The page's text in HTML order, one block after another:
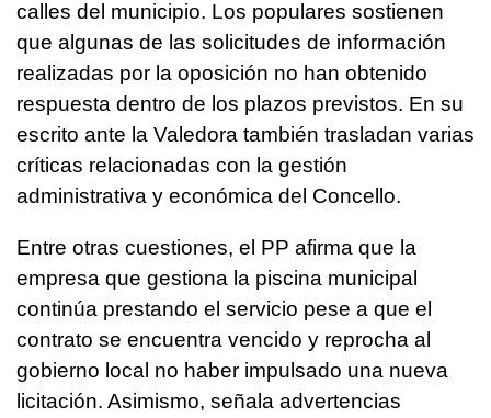
calles del municipio. Los populares sostienen
que algunas de las solicitudes de información
realizadas por la oposición no han obtenido
respuesta dentro de los plazos previstos. En su
escrito ante la Valedora también trasladan varias
críticas relacionadas con la gestión
administrativa y económica del Concello.
Entre otras cuestiones, el PP afirma que la
empresa que gestiona la piscina municipal
continúa prestando el servicio pese a que el
contrato se encuentra vencido y reprocha al
gobierno local no haber impulsado una nueva
licitación. Asimismo, señala advertencias